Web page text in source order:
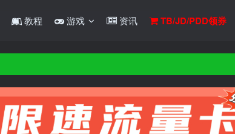
教程 游戏 资讯 TB/JD/PDD领券